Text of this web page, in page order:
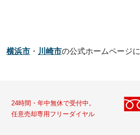
横浜市 ・ 川崎市の公式ホームページに
24時間・年中無休で受付中。
任意売却専用フリーダイヤル